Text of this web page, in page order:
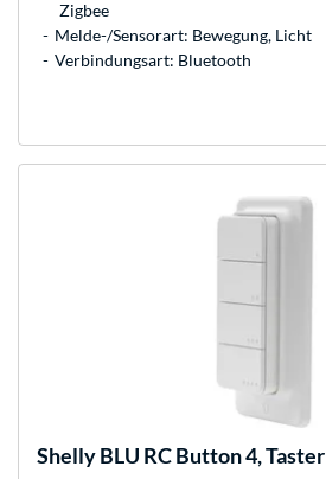
Zigbee
Melde-/Sensorart: Bewegung, Licht
Verbindungsart: Bluetooth
ShellyBLU RC Button 4, Taster